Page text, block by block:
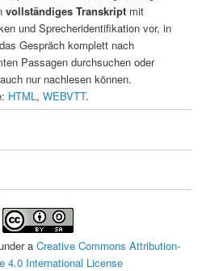
vollständiges Transkriptmit
und Sprecheridentifikation vor, in
Gespräch komplett nach
Passagen durchsuchen oder
nur nachlesen können.
HTML , WEBVTT.
a Creative Commons Attribution-
4.0 International License